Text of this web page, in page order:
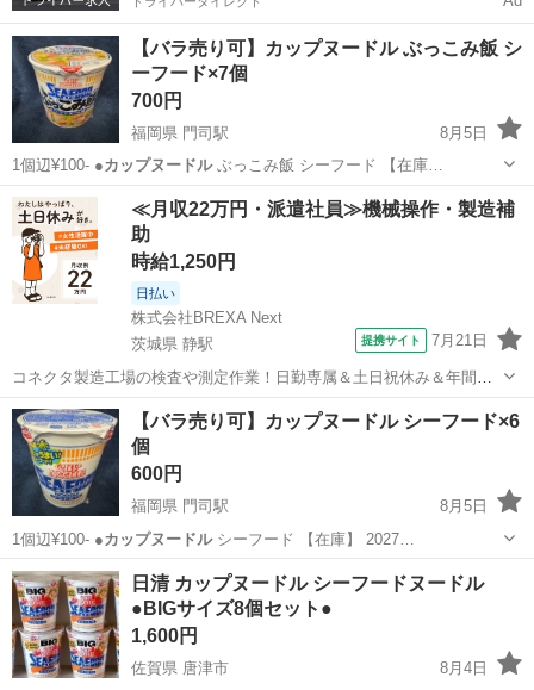
【バラ売り可】カップヌードル ぶっこみ飯 シ
ーフード×7個
700円
福岡県 門司駅
8月5日
1個辺¥100- ●カップヌードル ぶっこみ飯 シーフード 【在庫…
福岡 北九州市 門司駅 食品 カップヌードル
≪月収22万円・派遣社員≫機械操作・製造補
助
時給1,250円
日払い
株式会社BREXA Next
茨城県 静駅
提携サイト 7月21日
コネクタ製造工場の検査や測定作業！日勤専属＆土日祝休み＆年間休
日128日★クリーンルーム内作業★マイカー通勤OK＆無料駐車場あり
★就業先食堂利用可！日払い制度あり！《茨城県常陸大宮市》 人気の
工場のお仕事 ◇コネクタ製造工...
茨城 常陸大宮市 静駅
【バラ売り可】カップヌードル シーフード×6
個
600円
福岡県 門司駅
8月5日
1個辺¥100- ●カップヌードル シーフード 【在庫】 2027…
福岡 北九州市 カップヌードル
日清 カップヌードル シーフードヌードル
●BIGサイズ8個セット●
1,600円
佐賀県 唐津市
8月4日